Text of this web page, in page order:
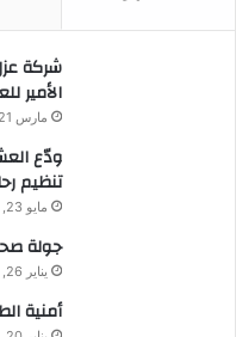
شركة
الأمير
مارس 21, 2025
ودّع
تنظيم
مايو 23, 2025
جولة
يناير 26, 2025
أمنية